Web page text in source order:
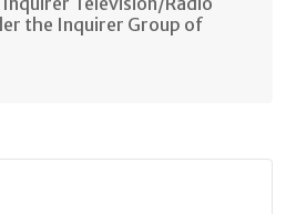
the Inquirer Group of